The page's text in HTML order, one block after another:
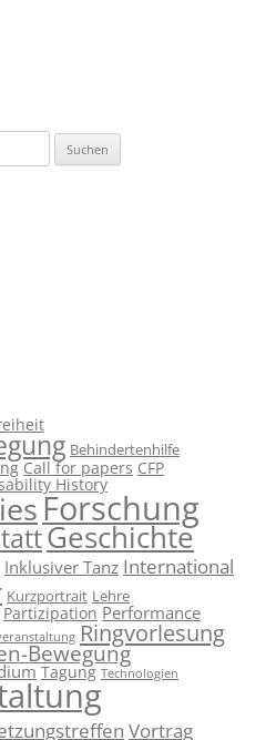
Behindertenhilfe
Call for papers CFP
History
Forschung
Geschichte
Inklusiver Tanz International
Kurzportrait Lehre
Partizipation Performance
Ringvorlesung
Bewegung
Tagung Technologien
Vortrag